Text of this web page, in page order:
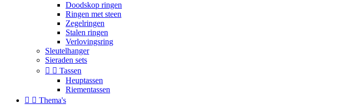
Doodskop ringen
Ringen met steen
Zegelringen
Stalen ringen
Verlovingsring
Sleutelhanger
Sieraden sets
  Tassen
Heuptassen
Riementassen
  Thema's